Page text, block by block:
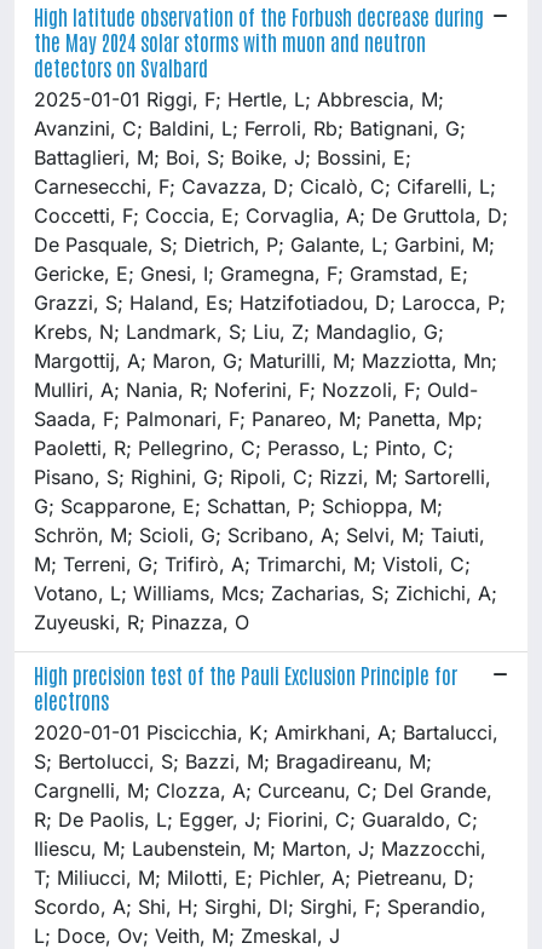
High latitude observation of the Forbush decrease during
the May 2024 solar storms with muon and neutron
detectors on Svalbard
2025-01-01 Riggi, F; Hertle, L; Abbrescia, M;
Avanzini, C; Baldini, L; Ferroli, Rb; Batignani, G;
Battaglieri, M; Boi, S; Boike, J; Bossini, E;
Carnesecchi, F; Cavazza, D; Cicalò, C; Cifarelli, L;
Coccetti, F; Coccia, E; Corvaglia, A; De Gruttola, D;
De Pasquale, S; Dietrich, P; Galante, L; Garbini, M;
Gericke, E; Gnesi, I; Gramegna, F; Gramstad, E;
Grazzi, S; Haland, Es; Hatzifotiadou, D; Larocca, P;
Krebs, N; Landmark, S; Liu, Z; Mandaglio, G;
Margottij, A; Maron, G; Maturilli, M; Mazziotta, Mn;
Mulliri, A; Nania, R; Noferini, F; Nozzoli, F; Ould-
Saada, F; Palmonari, F; Panareo, M; Panetta, Mp;
Paoletti, R; Pellegrino, C; Perasso, L; Pinto, C;
Pisano, S; Righini, G; Ripoli, C; Rizzi, M; Sartorelli,
G; Scapparone, E; Schattan, P; Schioppa, M;
Schrön, M; Scioli, G; Scribano, A; Selvi, M; Taiuti,
M; Terreni, G; Trifirò, A; Trimarchi, M; Vistoli, C;
Votano, L; Williams, Mcs; Zacharias, S; Zichichi, A;
Zuyeuski, R; Pinazza, O
High precision test of the Pauli Exclusion Principle for
electrons
2020-01-01 Piscicchia, K; Amirkhani, A; Bartalucci,
S; Bertolucci, S; Bazzi, M; Bragadireanu, M;
Cargnelli, M; Clozza, A; Curceanu, C; Del Grande,
R; De Paolis, L; Egger, J; Fiorini, C; Guaraldo, C;
Iliescu, M; Laubenstein, M; Marton, J; Mazzocchi,
T; Miliucci, M; Milotti, E; Pichler, A; Pietreanu, D;
Scordo, A; Shi, H; Sirghi, Dl; Sirghi, F; Sperandio,
L; Doce, Ov; Veith, M; Zmeskal, J